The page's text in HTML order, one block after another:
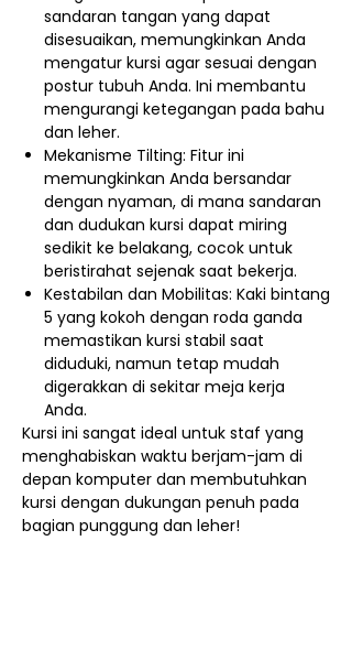
sandaran tangan yang dapat
disesuaikan, memungkinkan Anda
mengatur kursi agar sesuai dengan
postur tubuh Anda. Ini membantu
mengurangi ketegangan pada bahu
dan leher.
Mekanisme Tilting: Fitur ini
memungkinkan Anda bersandar
dengan nyaman, di mana sandaran
dan dudukan kursi dapat miring
sedikit ke belakang, cocok untuk
beristirahat sejenak saat bekerja.
Kestabilan dan Mobilitas: Kaki bintang
5 yang kokoh dengan roda ganda
memastikan kursi stabil saat
diduduki, namun tetap mudah
digerakkan di sekitar meja kerja
Anda.
Kursi ini sangat ideal untuk staf yang
menghabiskan waktu berjam-jam di
depan komputer dan membutuhkan
kursi dengan dukungan penuh pada
bagian punggung dan leher!